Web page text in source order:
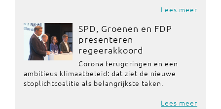
Lees meer
SPD, Groenen en FDP
presenteren
regeerakkoord
Corona terugdringen en een
ambitieus klimaatbeleid: dat ziet de nieuwe
stoplichtcoalitie als belangrijkste taken.
Lees meer